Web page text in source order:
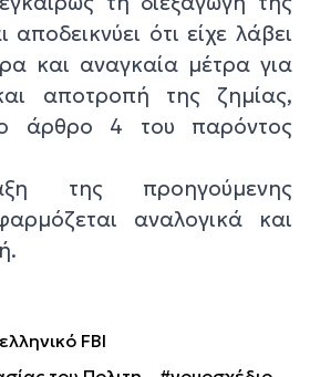
ότι είχε λάβει
και αναγκαία μέτρα για
αποτροπή της ζημίας,
άρθρο 4 του παρόντος
της προηγούμενης
αναλογικά και
FBI